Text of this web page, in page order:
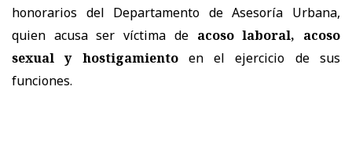
honorarios del Departamento de Asesoría Urbana,
quien acusa ser víctima de acoso laboral, acoso
sexual y hostigamientoen el ejercicio de sus
funciones.